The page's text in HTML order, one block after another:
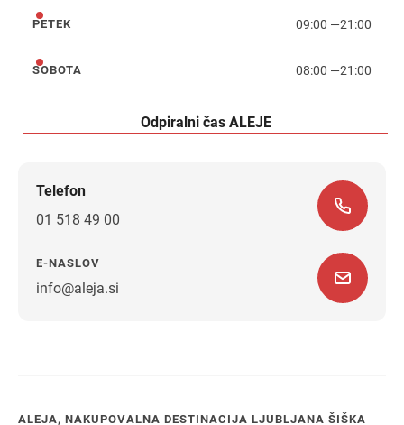
petek
PETEK 09:00 —21:00
sobota
SOBOTA 08:00 —21:00
Odpiralni čas ALEJE
Telefon
01 518 49 00
E-NASLOV
info@aleja.si
ALEJA, NAKUPOVALNA DESTINACIJA LJUBLJANA ŠIŠKA